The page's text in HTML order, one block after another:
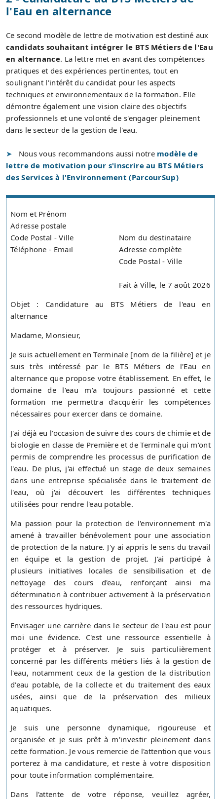
l'Eau en alternance
Ce second modèle de lettre de motivation est destiné aux
candidats souhaitant intégrer le BTS Métiers de l'Eau
en alternance. La lettre met en avant des compétences
pratiques et des expériences pertinentes, tout en
soulignant l'intérêt du candidat pour les aspects
techniques et environnementaux de la formation. Elle
démontre également une vision claire des objectifs
professionnels et une volonté de s'engager pleinement
dans le secteur de la gestion de l'eau.
Nous vous recommandons aussi notre modèle de
lettre de motivation pour s'inscrire au BTS Métiers
des Services à l'Environnement (ParcourSup)
Nom et Prénom
Adresse postale
Code Postal - Ville
Téléphone - Email
Nom du destinataire
Adresse complète
Code Postal - Ville
Fait à Ville, le 7 août 2026
Objet : Candidature au BTS Métiers de l'eau en
alternance
Madame, Monsieur,
Je suis actuellement en Terminale [nom de la filière] et je
suis très intéressé par le BTS Métiers de l'Eau en
alternance que propose votre établissement. En effet, le
domaine de l'eau m'a toujours passionné et cette
formation me permettra d'acquérir les compétences
nécessaires pour exercer dans ce domaine.
J'ai déjà eu l'occasion de suivre des cours de chimie et de
biologie en classe de Première et de Terminale qui m'ont
permis de comprendre les processus de purification de
l'eau. De plus, j'ai effectué un stage de deux semaines
dans une entreprise spécialisée dans le traitement de
l'eau, où j'ai découvert les différentes techniques
utilisées pour rendre l'eau potable.
Ma passion pour la protection de l'environnement m'a
amené à travailler bénévolement pour une association
de protection de la nature. J'y ai appris le sens du travail
en équipe et la gestion de projet. J'ai participé à
plusieurs initiatives locales de sensibilisation et de
nettoyage des cours d'eau, renforçant ainsi ma
détermination à contribuer activement à la préservation
des ressources hydriques.
Envisager une carrière dans le secteur de l'eau est pour
moi une évidence. C'est une ressource essentielle à
protéger et à préserver. Je suis particulièrement
concerné par les différents métiers liés à la gestion de
l'eau, notamment ceux de la gestion de la distribution
d'eau potable, de la collecte et du traitement des eaux
usées, ainsi que de la préservation des milieux
aquatiques.
Je suis une personne dynamique, rigoureuse et
organisée et je suis prêt à m'investir pleinement dans
cette formation. Je vous remercie de l'attention que vous
porterez à ma candidature, et reste à votre disposition
pour toute information complémentaire.
Dans l'attente de votre réponse, veuillez agréer,